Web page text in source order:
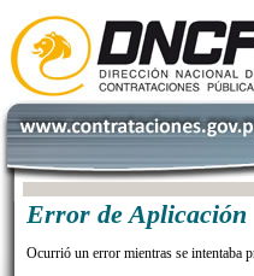
Error de Aplicación
Ocurrió un error mientras se intentaba